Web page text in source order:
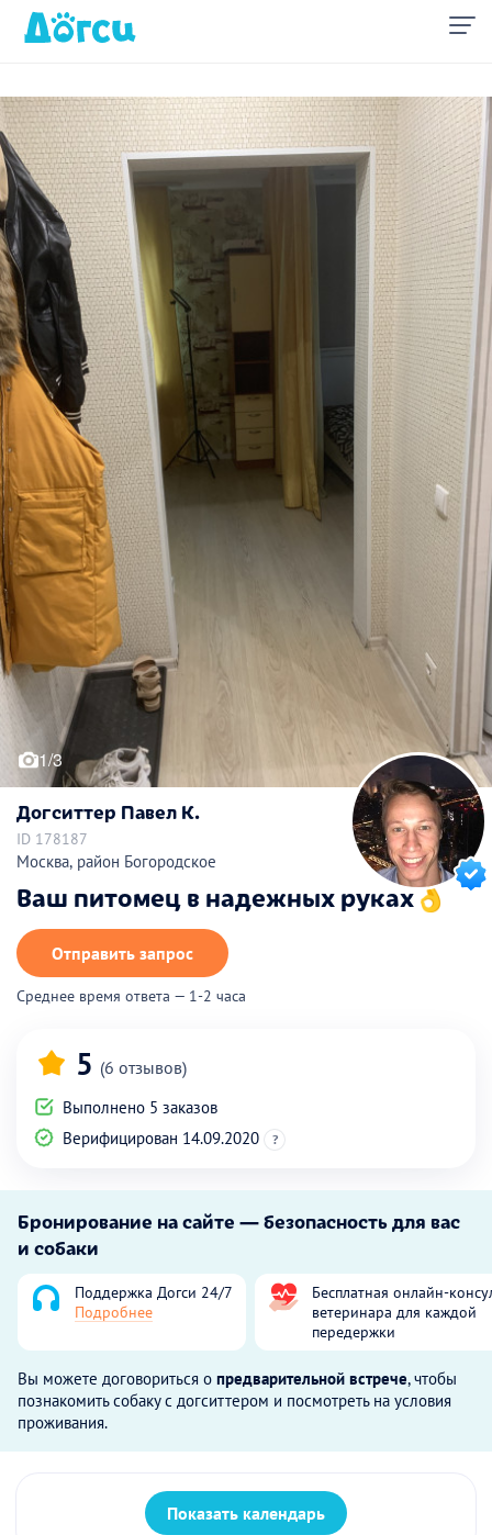
1/3
Догситтер Павел К.
ID 178187
Москва, район Богородское
Ваш питомец в надежных руках👌
Отправить запрос
Среднее время ответа — 1-2 часа
5 (6 отзывов)
Выполнено 5 заказов
Верифицирован 14.09.2020
?
Бронирование на сайте — безопасность для вас
и собаки
Поддержка Догси 24/7
Подробнее
Бесплатная онлайн-
ветеринара для каждой
передержки
Вы можете договориться о предварительной встрече, чтобы
познакомить собаку с догситтером и посмотреть на условия
проживания.
Показать календарь